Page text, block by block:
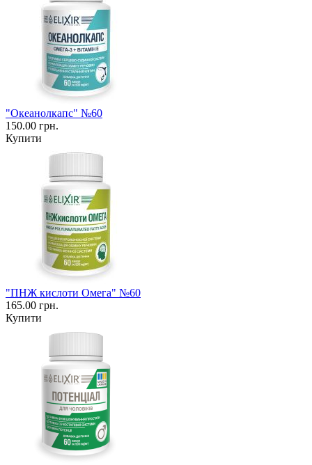
"Океанолкапс" №60
150.00 грн.
Купити
"ПНЖ кислоти Омега" №60
165.00 грн.
Купити